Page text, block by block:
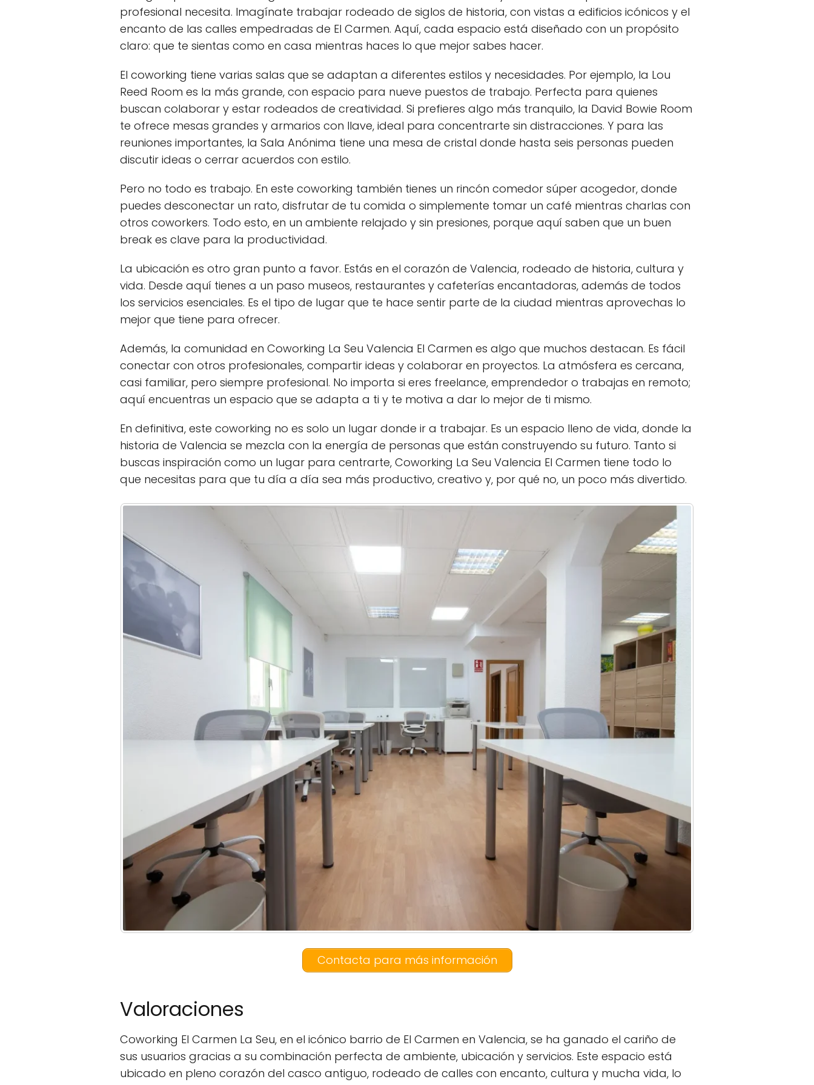
integral para ayudarte con tus
obligaciones fiscales y tributarias.
Oficina virtual y domiciliación comercial
para empresas y autónomos.
histórico de Valencia, con fácil acceso a
transporte público y servicios.
profesional necesita. Imagínate trabajar rodeado de siglos de historia, con vistas a edificios icónicos y el
encanto de las calles empedradas de El Carmen. Aquí, cada espacio está diseñado con un propósito
claro: que te sientas como en casa mientras haces lo que mejor sabes hacer.
El coworking tiene varias salas que se adaptan a diferentes estilos y necesidades. Por ejemplo, la Lou
Reed Room es la más grande, con espacio para nueve puestos de trabajo. Perfecta para quienes
buscan colaborar y estar rodeados de creatividad. Si prefieres algo más tranquilo, la David Bowie Room
te ofrece mesas grandes y armarios con llave, ideal para concentrarte sin distracciones. Y para las
reuniones importantes, la Sala Anónima tiene una mesa de cristal donde hasta seis personas pueden
discutir ideas o cerrar acuerdos con estilo.
Pero no todo es trabajo. En este coworking también tienes un rincón comedor súper acogedor, donde
puedes desconectar un rato, disfrutar de tu comida o simplemente tomar un café mientras charlas con
otros coworkers. Todo esto, en un ambiente relajado y sin presiones, porque aquí saben que un buen
break es clave para la productividad.
La ubicación es otro gran punto a favor. Estás en el corazón de Valencia, rodeado de historia, cultura y
vida. Desde aquí tienes a un paso museos, restaurantes y cafeterías encantadoras, además de todos
los servicios esenciales. Es el tipo de lugar que te hace sentir parte de la ciudad mientras aprovechas lo
mejor que tiene para ofrecer.
Además, la comunidad en Coworking La Seu Valencia El Carmen es algo que muchos destacan. Es fácil
conectar con otros profesionales, compartir ideas y colaborar en proyectos. La atmósfera es cercana,
casi familiar, pero siempre profesional. No importa si eres freelance, emprendedor o trabajas en remoto;
aquí encuentras un espacio que se adapta a ti y te motiva a dar lo mejor de ti mismo.
En definitiva, este coworking no es solo un lugar donde ir a trabajar. Es un espacio lleno de vida, donde la
historia de Valencia se mezcla con la energía de personas que están construyendo su futuro. Tanto si
buscas inspiración como un lugar para centrarte, Coworking La Seu Valencia El Carmen tiene todo lo
que necesitas para que tu día a día sea más productivo, creativo y, por qué no, un poco más divertido.
Contacta para más información
Valoraciones
Coworking El Carmen La Seu, en el icónico barrio de El Carmen en Valencia, se ha ganado el cariño de
sus usuarios gracias a su combinación perfecta de ambiente, ubicación y servicios. Este espacio está
ubicado en pleno corazón del casco antiguo, rodeado de calles con encanto, cultura y mucha vida, lo